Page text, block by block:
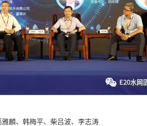
麟、韩梅平、柴吕波、李志涛